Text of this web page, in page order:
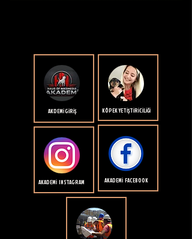
AKDEMİ GİRİŞ
AKADEMİ INSTAGRAM
KÖPEK YETİŞTİRİCİLİĞİ
AKADEMİ FACEBOOK